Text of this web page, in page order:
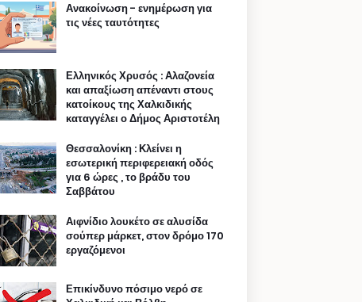
Ανακοίνωση - ενημέρωση για
τις νέες ταυτότητες
Ελληνικός Χρυσός : Αλαζονεία
και απαξίωση απέναντι στους
κατοίκους της Χαλκιδικής
καταγγέλει ο Δήμος Αριστοτέλη
Θεσσαλονίκη : Κλείνει η
εσωτερική περιφερειακή οδός
για 6 ώρες , το βράδυ του
Σαββάτου
Αιφνίδιο λουκέτο σε αλυσίδα
σούπερ μάρκετ, στον δρόμο 170
εργαζόμενοι
Επικίνδυνο πόσιμο νερό σε